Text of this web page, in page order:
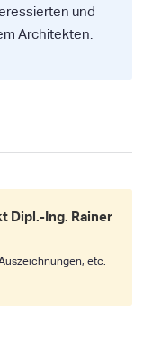
und
Architekten.
Dipl.-Ing. Rainer
etc.